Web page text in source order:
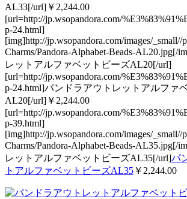
AL33[/url]￥2,244.00
[url=http://jp.wsopandora.com/
p-24.html]
[img]http://jp.wsopandora.com/images/_small//
Charms/Pandora-Alphabet-Beads-AL20.jpg[/
レットアルファベットビーズAL20[/url]
[url=http://jp.wsopandora.com/
p-24.html]パンドラアウトレットアルファ
AL20[/url]￥2,244.00
[url=http://jp.wsopandora.com/
p-39.html]
[img]http://jp.wsopandora.com/images/_small//
Charms/Pandora-Alphabet-Beads-AL35.jpg[/
レットアルファベットビーズAL35[/url]パ
トアルファベットビーズAL35 ￥2,244.00